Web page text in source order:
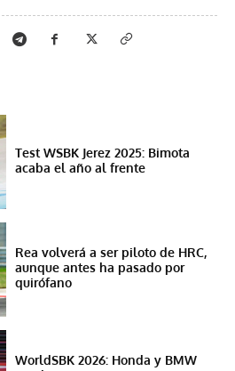
Test WSBK Jerez 2025: Bimota
acaba el año al frente
Rea volverá a ser piloto de HRC,
aunque antes ha pasado por
quirófano
WorldSBK 2026: Honda y BMW